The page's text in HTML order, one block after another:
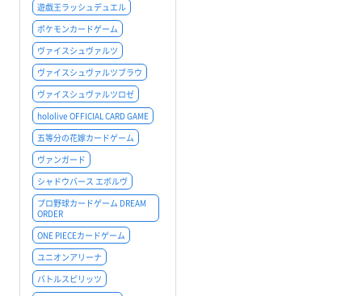
遊戯王ラッシュデュエル
ポケモンカードゲーム
ヴァイスシュヴァルツ
ヴァイスシュヴァルツブラウ
ヴァイスシュヴァルツロゼ
hololive OFFICIAL CARD GAME
五等分の花嫁カードゲーム
ヴァンガード
シャドウバース エボルヴ
プロ野球カードゲーム DREAM
ORDER
ONE PIECEカードゲーム
ユニオンアリーナ
バトルスピリッツ